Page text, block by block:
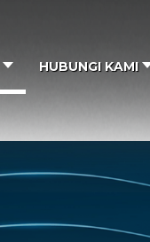
HUBUNGI KAMI